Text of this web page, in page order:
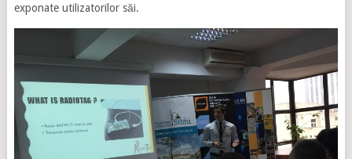
exponate utilizatorilor săi.